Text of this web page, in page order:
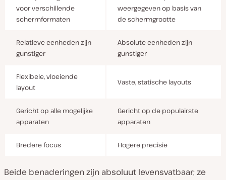
voor verschillende
schermformaten
weergegeven op basis van
de schermgrootte
Relatieve eenheden zijn
gunstiger
Absolute eenheden zijn
gunstiger
Flexibele, vloeiende
layout
Vaste, statische layouts
Gericht op alle mogelijke
apparaten
Gericht op de populairste
apparaten
Bredere focus Hogere precisie
Beide benaderingen zijn absoluut levensvatbaar; ze